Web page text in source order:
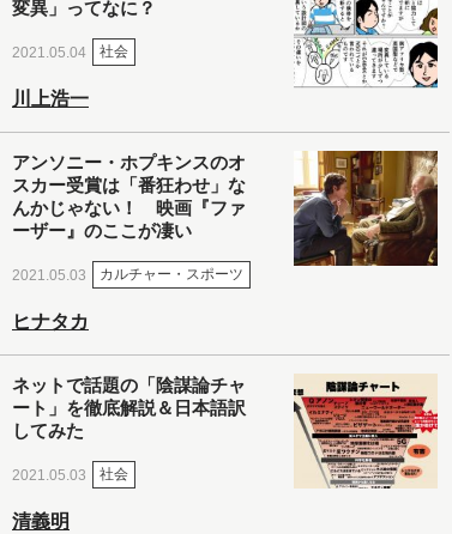
変異」ってなに？
2021.05.04 社会
川上浩一
アンソニー・ホプキンスのオ
スカー受賞は「番狂わせ」な
んかじゃない！ 映画『ファ
ーザー』のここが凄い
2021.05.03 カルチャー・スポーツ
ヒナタカ
ネットで話題の「陰謀論チャ
ート」を徹底解説＆日本語訳
してみた
2021.05.03 社会
清義明